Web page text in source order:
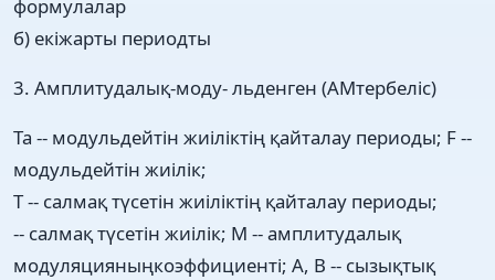
формулалар
б) екіжарты периодты
3. Амплитудалық-моду- льденген (AMтербеліс)
Та -- модульдейтін жиіліктің қайталау периоды; F --
модульдейтін жиілік;
Т -- салмақ түсетін жиіліктің қайталау периоды;
-- салмақ түсетін жиілік; М -- амплитудалық
модуляцияныңкоэффициенті; А, В -- сызықтық